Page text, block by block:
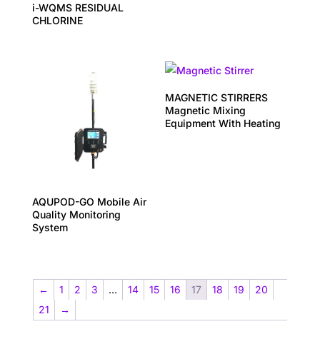
i-WQMS RESIDUAL
CHLORINE
AQUPOD-GO Mobile Air
Quality Monitoring
System
MAGNETIC STIRRERS
Magnetic Mixing
Equipment With Heating
← 1 2 3 … 14 15 16 17 18 19
20
21
→